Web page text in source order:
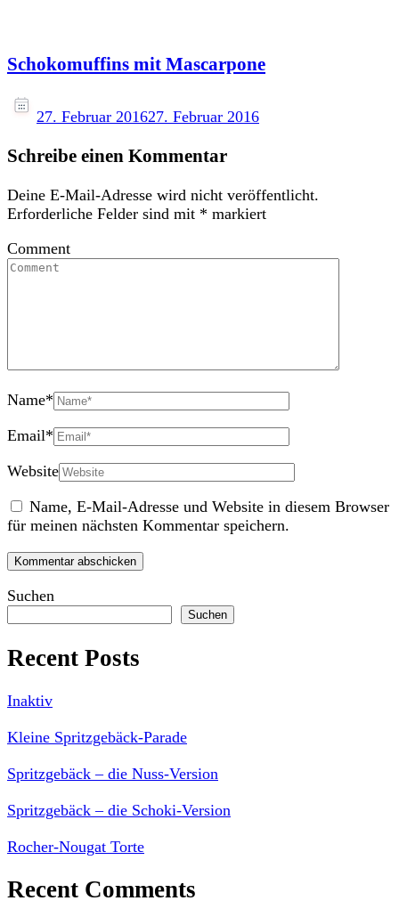
Schokomuffins mit Mascarpone
27. Februar 201627. Februar 2016
Schreibe einen Kommentar
Deine E-Mail-Adresse wird nicht veröffentlicht.
Erforderliche Felder sind mit * markiert
Comment
Name*
Email*
Website
Name, E-Mail-Adresse und Website in diesem Browser
für meinen nächsten Kommentar speichern.
Suchen
Suchen
Recent Posts
Inaktiv
Kleine Spritzgebäck-Parade
Spritzgebäck – die Nuss-Version
Spritzgebäck – die Schoki-Version
Rocher-Nougat Torte
Recent Comments